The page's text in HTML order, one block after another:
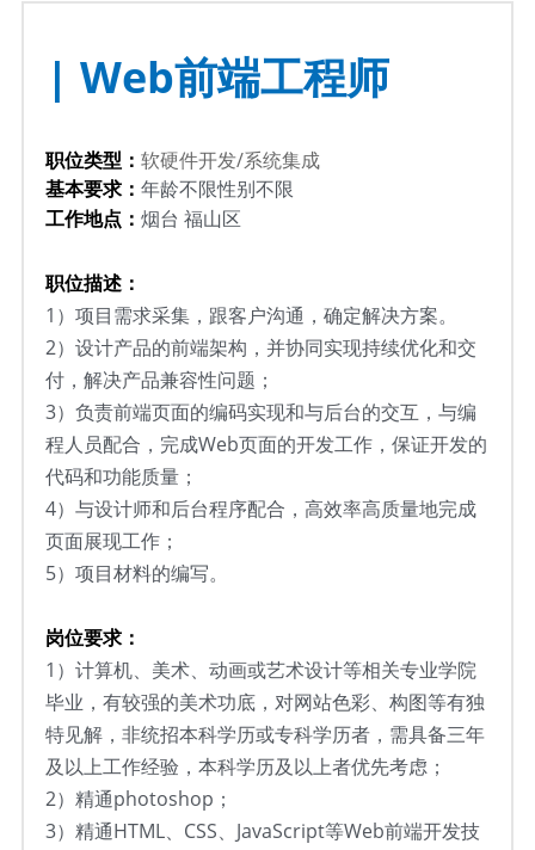
| Web前端工程师
职位类型： 软硬件开发/系统集成
基本要求： 年龄不限性别不限
工作地点： 烟台 福山区
职位描述：
1）项目需求采集，跟客户沟通，确定解决方案。
2） 设计产品的前端架构，并协同实现持续优化和交
付，解决产品兼容性问题；
3） 负责前端页面的编码实现和与后台的交互，与编
程人员配合，完成Web页面的开发工作，保证开发的
代码和功能质量；
4） 与设计师和后台程序配合，高效率高质量地完成
页面展现工作；
5） 项目材料的编写。
岗位要求：
1）计算机、美术、动画或艺术设计等相关专业学院
毕业，有较强的美术功底，对网站色彩、构图等有独
特见解，非统招本科学历或专科学历者，需具备三年
及以上工作经验，本科学历及以上者优先考虑；
2） 精通photoshop；
3） 精通HTML、CSS、JavaScript等Web前端开发技